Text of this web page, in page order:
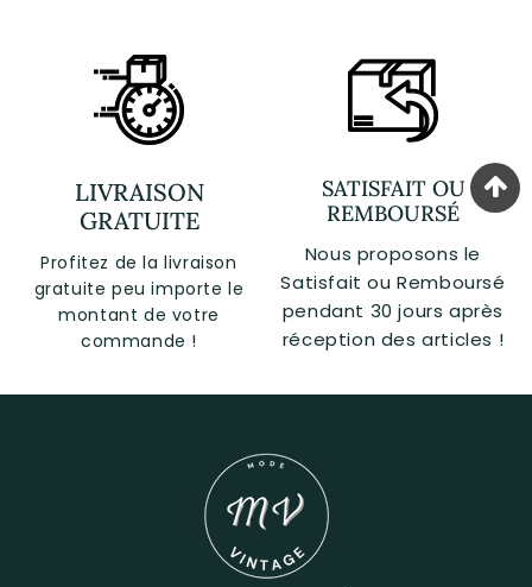
LIVRAISON
GRATUITE
Profitez de la livraison
gratuite peu importe le
montant de votre
commande !
SATISFAIT OU
REMBOURSÉ
Nous proposons le
Satisfait ou Remboursé
pendant 30 jours après
réception des articles !